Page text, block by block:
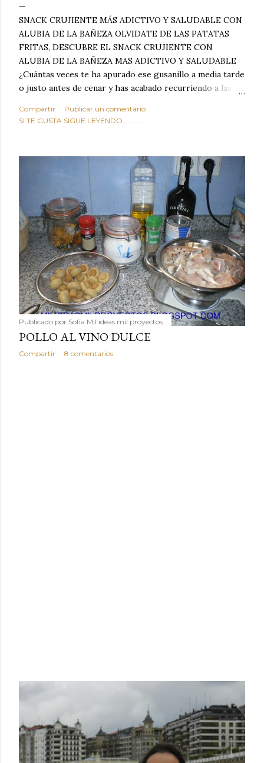
SNACK CRUJIENTE MÁS ADICTIVO Y SALUDABLE CON
ALUBIA DE LA BAÑEZA OLVIDATE DE LAS PATATAS
FRITAS, DESCUBRE EL SNACK CRUJIENTE CON
ALUBIA DE LA BAÑEZA MAS ADICTIVO Y SALUDABLE
¿Cuántas veces te ha apurado ese gusanillo a media tarde
o justo antes de cenar y has acabado recurriendo a las
típicas patatas de bolsa, frutos secos fritos o snacks
ultraprocesados llenos de grasas saturadas y sodio?
sabroso, con ese toque tostado y crujiente que tanto nos
satisface. Estas alubias crujientes al horno van a cambiar
por completo tu forma de ver las legumbres. Olvídate de
asociar las alubias únicamente a los guisos tradicionales y
copiosos de invierno. Con esta receta simple pero
revolucionaria, transformaremos un ingrediente tan
humilde como la alubia de La Bañeza en un snack ligero,
dorado, cargado de proteína y 100% natural. Es el
sustituto perfecto a los frutos se...
Compartir
Publicar un comentario
SI TE GUSTA SIGUE LEYENDO............
Publicado por Sofía Mil ideas mil proyectos
POLLO AL VINO DULCE
Compartir 8 comentarios